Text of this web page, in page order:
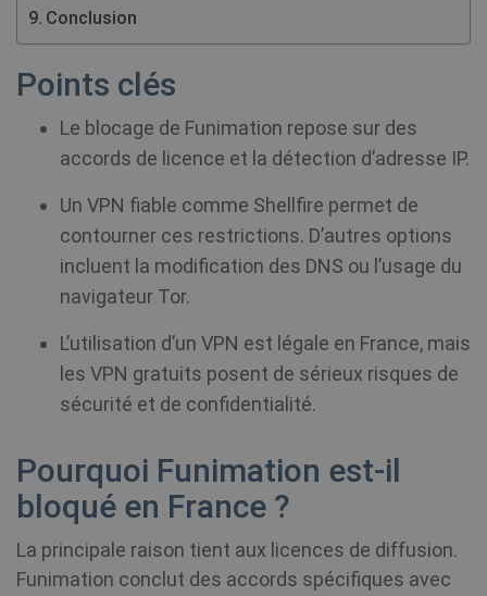
Conclusion
Points clés
Le blocage de Funimation repose sur des
accords de licence et la détection d’adresse IP.
Un VPN fiable comme Shellfire permet de
contourner ces restrictions. D’autres options
incluent la modification des DNS ou l’usage du
navigateur Tor.
L’utilisation d’un VPN est légale en France, mais
les VPN gratuits posent de sérieux risques de
sécurité et de confidentialité.
Pourquoi Funimation est-il
bloqué en France ?
La principale raison tient aux licences de diffusion.
Funimation conclut des accords spécifiques avec